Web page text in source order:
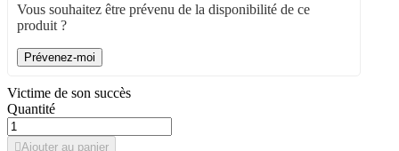
Vous souhaitez être prévenu de la disponibilité de ce
produit ?
Prévenez-moi
Victime de son succès
Quantité
Ajouter au panier